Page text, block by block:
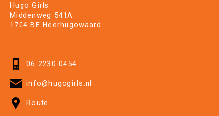
Hugo Girls
Middenweg 541A
1704 BE Heerhugowaard
06 2230 0454
info@hugogirls.nl
Route